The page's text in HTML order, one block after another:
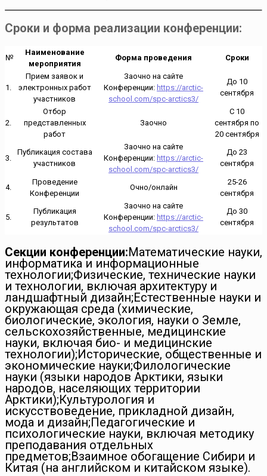
Сроки и форма реализации конференции:
№
Наименование
мероприятия
Форма проведения Сроки
1.
Прием заявок и
электронных работ
участников
Заочно на сайте
Конференции: https://arctic-
school.com/spc-arctics3/
До 10
сентября
2.
Отбор
представленных
работ
Заочно
С 10
сентября по
20 сентября
3.
Публикация состава
участников
Заочно на сайте
Конференции: https://arctic-
school.com/spc-arctics3/
До 23
сентября
4.
Проведение
Конференции
Очно/онлайн
25-26
сентября
5.
Публикация
результатов
Заочно на сайте
Конференции: https://arctic-
school.com/spc-arctics3/
До 30
сентября
Секции конференции:Математические науки,
информатика и информационные
технологии;Физические, технические науки
и технологии, включая архитектуру и
ландшафтный дизайн;Естественные науки и
окружающая среда (химические,
биологические, экология, науки о Земле,
сельскохозяйственные, медицинские
науки, включая био- и медицинские
технологии);Исторические, общественные и
экономические науки;Филологические
науки (языки народов Арктики, языки
народов, населяющих территории
Арктики);Культурология и
искусствоведение, прикладной дизайн,
мода и дизайн;Педагогические и
психологические науки, включая методику
преподавания отдельных
предметов;Взаимное обогащение Сибири и
Китая (на английском и китайском языке).